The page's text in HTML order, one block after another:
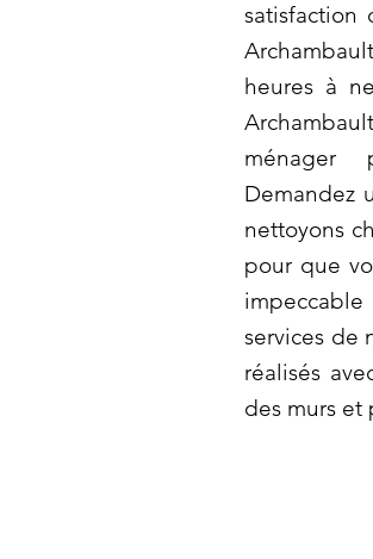
satisfaction
heures à
ménager
Demandez
nettoyons
pour que
services de
réalisés
des murs et